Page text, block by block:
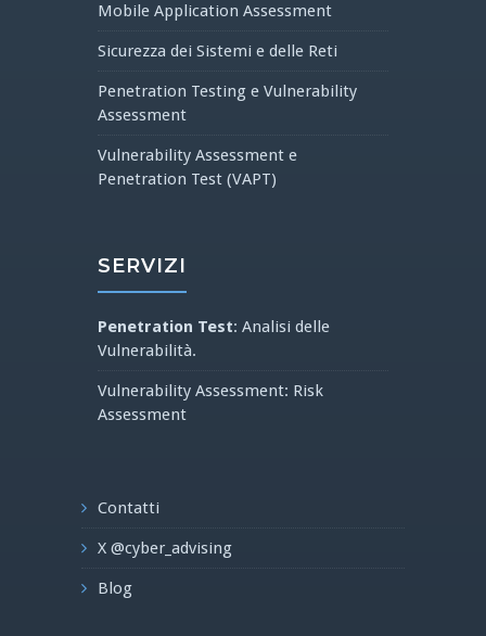
Mobile Application Assessment
Sicurezza dei Sistemi e delle Reti
Penetration Testing e Vulnerability
Assessment
Vulnerability Assessment e
Penetration Test (VAPT)
SERVIZI
Penetration Test: Analisi delle
Vulnerabilità.
Vulnerability Assessment: Risk
Assessment
Contatti
X @cyber_advising
Blog